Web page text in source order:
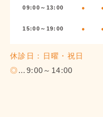
09:00～13:00 ●
15:00～19:00 ●
休診日：日曜・祝日
◎…9:00～14:00